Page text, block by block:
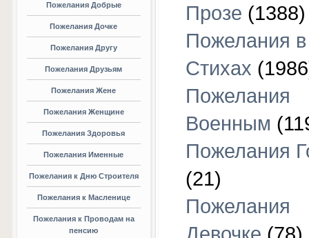
Пожелания Добрые
Пожелания Дочке
Пожелания Другу
Пожелания Друзьям
Пожелания Жене
Пожелания Женщине
Пожелания Здоровья
Пожелания Именные
Пожелания к Дню Строителя
Пожелания к Масленице
Пожелания к Проводам на
пенсию
Прозе (1388)
Пожелания в
Стихах
Пожелания
Военным
Пожелания
(21)
Пожелания